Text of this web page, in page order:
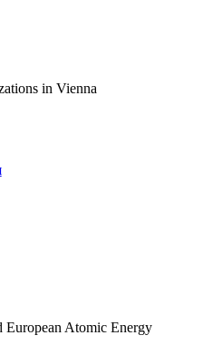
in Vienna
European Atomic Energy